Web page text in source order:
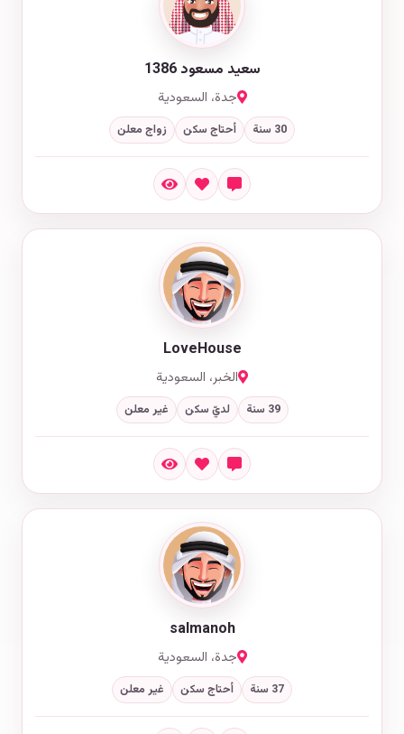
سعيد مسعود 1386
جدة، السعودية
30 سنة أحتاج سكن زواج معلن
LoveHouse
الخبر، السعودية
39 سنة لديّ سكن غير معلن
salmanoh
جدة، السعودية
37 سنة أحتاج سكن غير معلن